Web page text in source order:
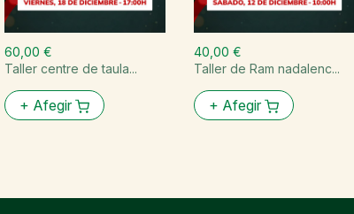
60,00 €
Taller centre de taula...
+ Afegir
40,00 €
Taller de Ram nadalenc...
+ Afegir